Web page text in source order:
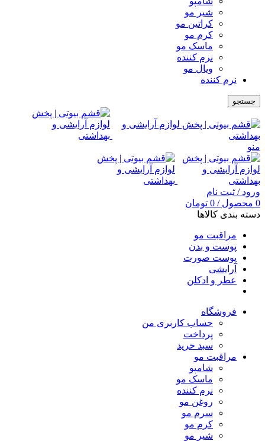
شیر مو
کراتین مو
کرم مو
ماسک مو
نرم کننده
ویال مو
نرم کننده
جستجو
منو
ورود / ثبت نام
0 محصول /
0 تومان
دسته بندی کالاها
مراقبت مو
پوست و بدن
پوست صورت
آرایشی
عطر و ادکلن
فروشگاه
حساب کاربری من
پرداخت
سبد خرید
مراقبت مو
شامپو
ماسک مو
نرم کننده
روغن مو
سرم مو
کرم مو
شیر مو